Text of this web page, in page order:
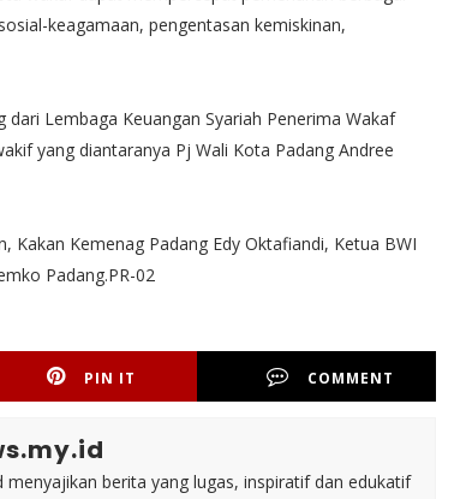
keagamaan, pengentasan kemiskinan,
Lembaga Keuangan Syariah Penerima Wakaf
yang diantaranya Pj Wali Kota Padang Andree
Kakan Kemenag Padang Edy Oktafiandi, Ketua BWI
Padang.PR-02
PIN IT COMMENT
berita yang lugas, inspiratif dan edukatif